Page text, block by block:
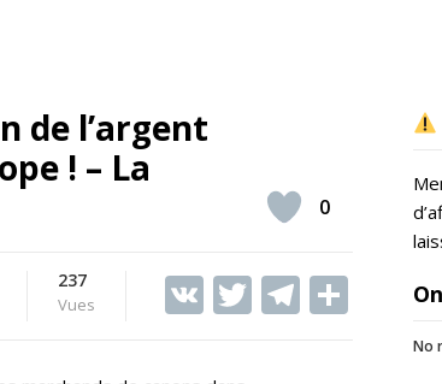
de l’argent
! – La
237
Vues V T T
0
No